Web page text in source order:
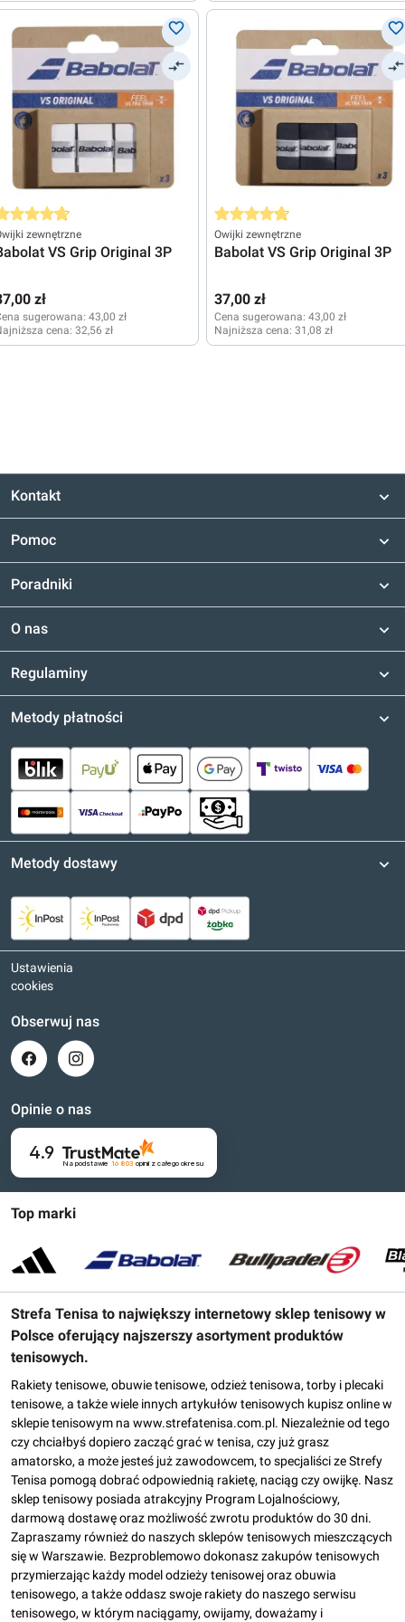
ocena 4.8 z 5 gwiazdek
zewnętrzne
VS Grip Original 3P
zł
sugerowana: 43,00 zł
cena: 32,56 zł
Średnia ocena 4.8 z 5 gwiazdek
Owijki zewnętrzne
Babolat VS Grip Original 3P
37,00 zł
Cena sugerowana: 43,00 zł
Najniższa cena: 31,08 zł
Kontakt
Pomoc
Poradniki
O nas
Regulaminy
Top marki
Strefa Tenisa to największy internetowy sklep tenisowy w
Polsce oferujący najszerszy asortyment produktów
tenisowych.
Rakiety tenisowe, obuwie tenisowe, odzież tenisowa, torby i plecaki
tenisowe, a także wiele innych artykułów tenisowych kupisz online w
sklepie tenisowym na www.strefatenisa.com.pl. Niezależnie od tego
czy chciałbyś dopiero zacząć grać w tenisa, czy już grasz
amatorsko, a może jesteś już zawodowcem, to specjaliści ze Strefy
Tenisa pomogą dobrać odpowiednią rakietę, naciąg czy owijkę. Nasz
sklep tenisowy posiada atrakcyjny Program Lojalnościowy,
darmową dostawę oraz możliwość zwrotu produktów do 30 dni.
Zapraszamy również do naszych sklepów tenisowych mieszczących
się w Warszawie. Bezproblemowo dokonasz zakupów tenisowych
przymierzając każdy model odzieży tenisowej oraz obuwia
tenisowego, a także oddasz swoje rakiety do naszego serwisu
tenisowego, w którym naciągamy, owijamy, doważamy i
Metody płatności
Metody dostawy
Ustawienia
cookies
Obserwuj nas
Opinie o nas
4.9
Na podstawie 16 803 opinii z całego okresu